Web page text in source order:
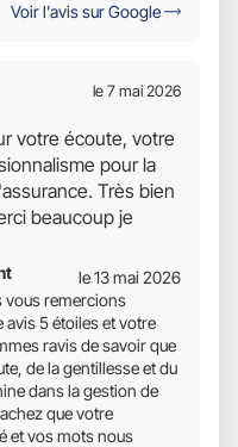
Voir l'avis sur Google
le 7 mai 2026
votre écoute, votre
pour la
Très bien
beaucoup je
le 13 mai 2026
vous remercions
5 étoiles et votre
ravis de savoir que
de la gentillesse et du
dans la gestion de
que votre
et vos mots nous